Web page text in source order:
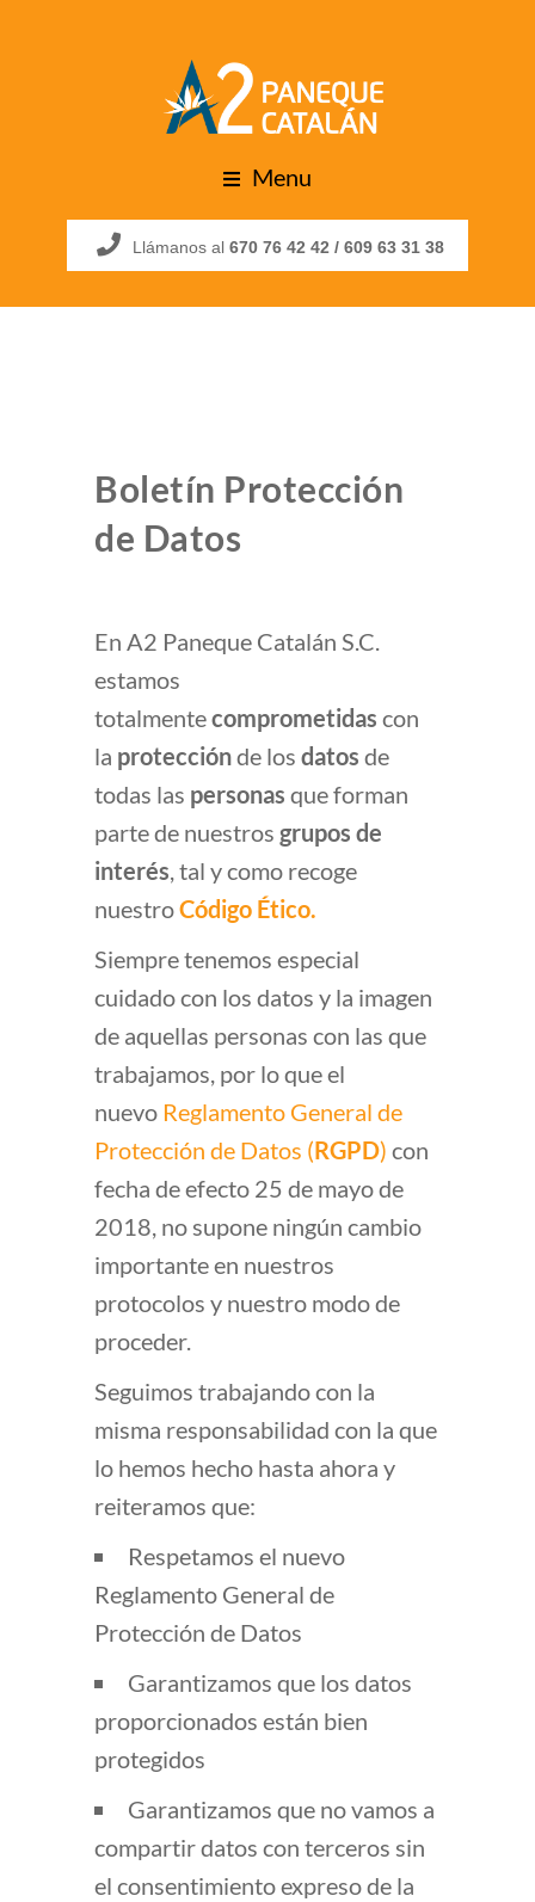
Menu
Llámanos al 670 76 42 42 / 609 63 31 38
Boletín Protección
de Datos
En A2 Paneque Catalán S.C.
estamos
totalmentecomprometidas con
la protecciónde los datos de
todas las personas que forman
parte de nuestros grupos de
interés, tal y como recoge
nuestroCódigo Ético.
Siempre tenemos especial
cuidado con los datos y la imagen
de aquellas personas con las que
trabajamos, por lo que el
nuevo Reglamento General de
Protección de Datos (RGPD) con
fecha de efecto 25 de mayo de
2018, no supone ningún cambio
importante en nuestros
protocolos y nuestro modo de
proceder.
Seguimos trabajando con la
misma responsabilidad con la que
lo hemos hecho hasta ahora y
reiteramos que:
Respetamos el nuevo
Reglamento General de
Protección de Datos
Garantizamos que los datos
proporcionados están bien
protegidos
Garantizamos que no vamos a
compartir datos con terceros sin
el consentimiento expreso de la